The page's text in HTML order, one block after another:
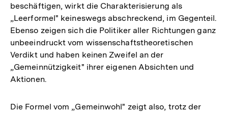
beschäftigen, wirkt die Charakterisierung als
„Leerformel" keineswegs abschreckend, im Gegenteil.
Ebenso zeigen sich die Politiker aller Richtungen ganz
unbeeindruckt vom wissenschaftstheoretischen
Verdikt und haben keinen Zweifel an der
„Gemeinnützigkeit" ihrer eigenen Absichten und
Aktionen.
Die Formel vom „Gemeinwohl" zeigt also, trotz der